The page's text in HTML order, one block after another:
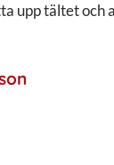
upp tältet